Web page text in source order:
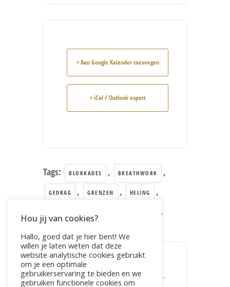
+ Aan Google Kalender toevoegen
+ iCal / Outlook export
Tags: BLOKKADES , BREATHWORK ,
GEDRAG , GRENZEN , HELING ,
,
DEEL DIT EVENEMENT
Hou jij van cookies?
Hallo, goed dat je hier bent! We
willen je laten weten dat deze
website analytische cookies gebruikt
om je een optimale
gebruikerservaring te bieden en we
gebruiken functionele cookies om